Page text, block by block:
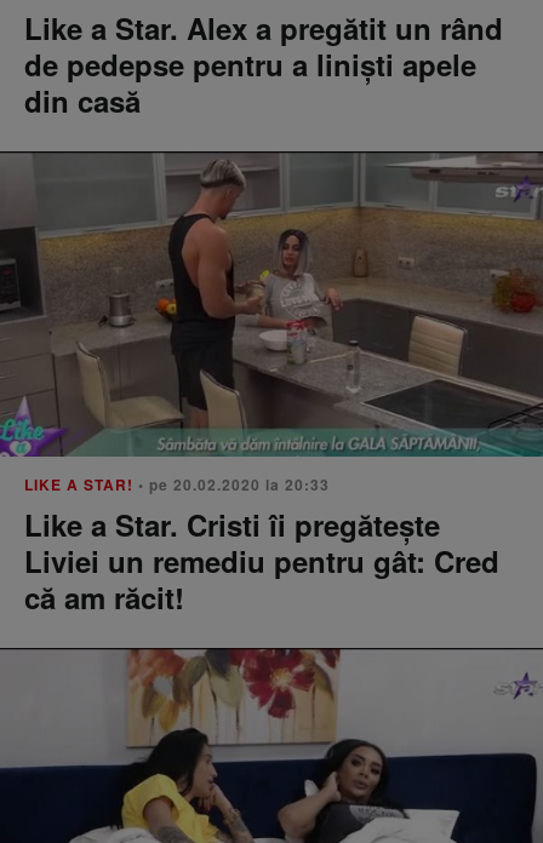
Like a Star. Alex a pregătit un rând
de pedepse pentru a liniști apele
din casă
LIKE A STAR! • pe 20.02.2020 la 20:33
Like a Star. Cristi îi pregătește
Liviei un remediu pentru gât: Cred
că am răcit!